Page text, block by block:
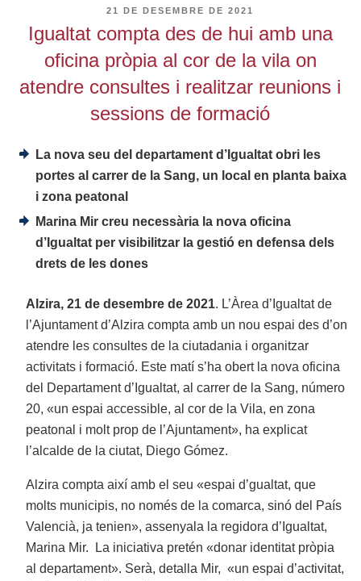
PUBLICAT
21 DE DESEMBRE DE 2021
Igualtat compta des de hui amb una
oficina pròpia al cor de la vila on
atendre consultes i realitzar reunions i
sessions de formació
La nova seu del departament d’Igualtat obri les
portes al carrer de la Sang, un local en planta baixa
i zona peatonal
Marina Mir creu necessària la nova oficina
d’Igualtat per visibilitzar la gestió en defensa dels
drets de les dones
Alzira, 21 de desembre de 2021. L’Àrea d’Igualtat de
l’Ajuntament d’Alzira compta amb un nou espai des d’on
atendre les consultes de la ciutadania i organitzar
activitats i formació. Este matí s’ha obert la nova oficina
del Departament d’Igualtat, al carrer de la Sang, número
20, «un espai accessible, al cor de la Vila, en zona
peatonal i molt prop de l’Ajuntament», ha explicat
l’alcalde de la ciutat, Diego Gómez.
Alzira compta així amb el seu «espai d’gualtat, que
molts municipis, no només de la comarca, sinó del País
Valencià, ja tenien», assenyala la regidora d’Igualtat,
Marina Mir. La iniciativa pretén «donar identitat pròpia
al departament». Serà, detalla Mir, «un espai d’activitat,